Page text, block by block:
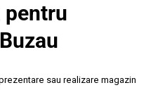
sau realizare magazin